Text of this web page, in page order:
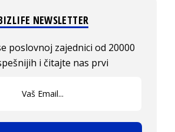
NEWSLETTER
poslovnoj zajednici od 20000
i čitajte nas prvi